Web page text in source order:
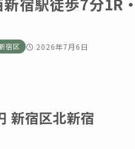
宿区 2026年7月6日
新宿区北新宿